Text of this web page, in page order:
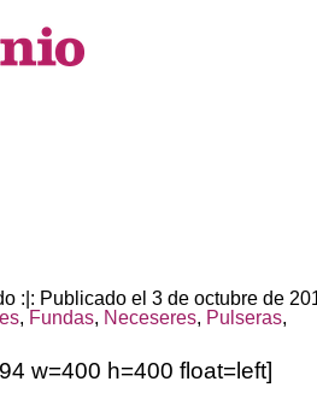
:|: Publicado el 3 de octubre de
, Fundas, Neceseres, Pulseras,
w=400 h=400 float=left]